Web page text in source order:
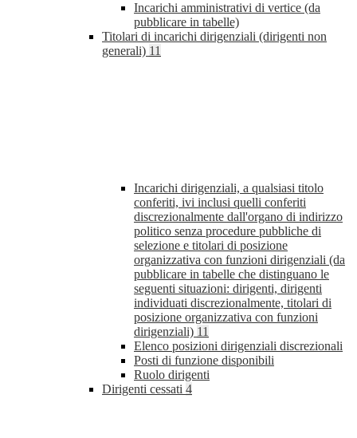
Incarichi amministrativi di vertice (da
pubblicare in tabelle)
Titolari di incarichi dirigenziali (dirigenti non
generali) 11
Incarichi dirigenziali, a qualsiasi titolo
conferiti, ivi inclusi quelli conferiti
discrezionalmente dall'organo di indirizzo
politico senza procedure pubbliche di
selezione e titolari di posizione
organizzativa con funzioni dirigenziali (da
pubblicare in tabelle che distinguano le
seguenti situazioni: dirigenti, dirigenti
individuati discrezionalmente, titolari di
posizione organizzativa con funzioni
dirigenziali) 11
Elenco posizioni dirigenziali discrezionali
Posti di funzione disponibili
Ruolo dirigenti
Dirigenti cessati 4